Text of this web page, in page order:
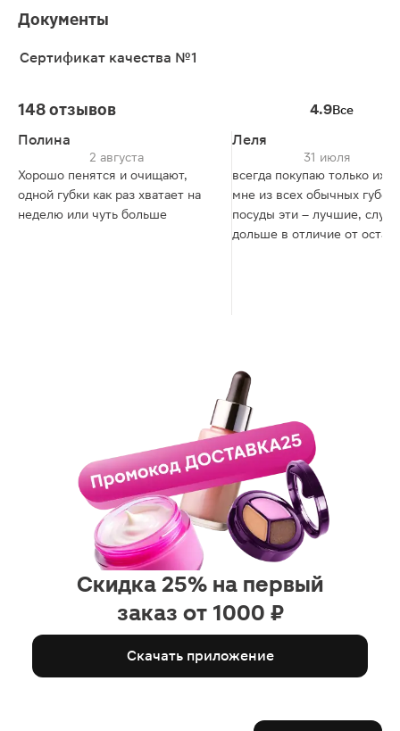
Документы
Сертификат качества №1
148 отзывов 4.9Все
Полина
2 августа
Хорошо пенятся и очищают,
одной губки как раз хватает на
неделю или чуть больше
Леля
31 июля
всегда покупаю только их,
мне из всех обычных губок
посуды эти – лучшие,
дольше в отличие от
Скидка 25% на первый
заказ от 1000 ₽
Скачать приложение